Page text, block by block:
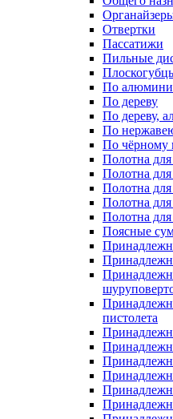
Отвертки
Пассатижи
Пильные
По
По дереву
По дереву,
По
По чёрному
Полотна
Полотна для
Полотна
Полотна
Полотна
Поясные
пистолета